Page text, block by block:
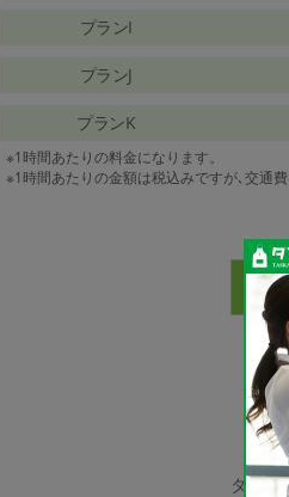
プランI
プランJ
プランK
※1時間あたりの料金になります。
※1時間あたりの金額は税込みですが､交通
タスカ